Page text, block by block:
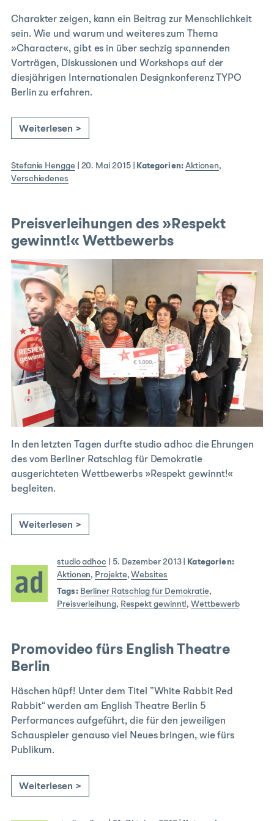
Charakter zeigen, kann ein Beitrag zur Menschlichkeit
sein. Wie und warum und weiteres zum Thema
»Character«, gibt es in über sechzig spannenden
Vorträgen, Diskussionen und Workshops auf der
diesjährigen Internationalen Designkonferenz TYPO
Berlin zu erfahren.
Weiterlesen >
Stefanie Hengge| 20. Mai 2015| Kategorien: Aktionen,
Verschiedenes
Preisverleihungen des »Respekt
gewinnt!« Wettbewerbs
In den letzten Tagen durfte studio adhoc die Ehrungen
des vom Berliner Ratschlag für Demokratie
ausgerichteten Wettbewerbs »Respekt gewinnt!«
begleiten.
Weiterlesen >
studio adhoc 5. Dezember 2013|
Kategorien:
Aktionen, Projekte,Websites
Tags: Berliner Ratschlag für Demokratie,
Preisverleihung, Respekt gewinnt!,Wettbewerb
Promovideo fürs English Theatre
Berlin
Häschen hüpf! Unter dem Titel ”White Rabbit Red
Rabbit“ werden am English Theatre Berlin 5
Performances aufgeführt, die für den jeweiligen
Schauspieler genauso viel Neues bringen, wie fürs
Publikum.
Weiterlesen >